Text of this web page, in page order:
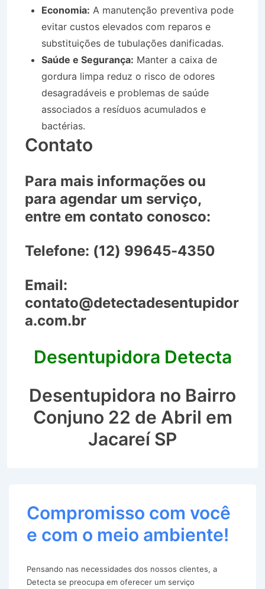
Economia: A manutenção preventiva pode
evitar custos elevados com reparos e
substituições de tubulações danificadas.
Saúde e Segurança: Manter a caixa de
gordura limpa reduz o risco de odores
desagradáveis e problemas de saúde
associados a resíduos acumulados e
bactérias.
Contato
Para mais informações ou
para agendar um serviço,
entre em contato conosco:
Telefone: (12) 99645-4350
Email:
contato@detectadesentupidor
a.com.br
Desentupidora Detecta
Desentupidora no Bairro
Conjuno 22 de Abril em
Jacareí SP
Compromisso com você
e com o meio ambiente!
Pensando nas necessidades dos nossos clientes, a
Detecta se preocupa em oferecer um serviço